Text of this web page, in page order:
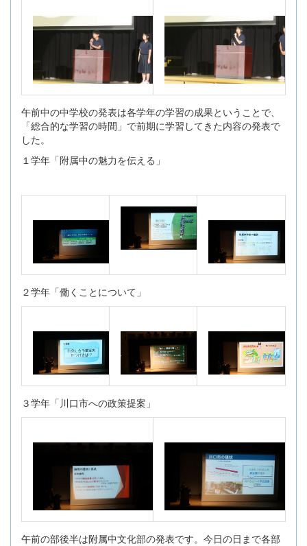
午前中の中学校の発表は各学年の学習の成果ということで、
「総合的な学習の時間」で前期に学習してきた内容の発表で
した。
１学年「附属中の魅力を伝える」
２学年「働くことについて」
３学年「川口市への政策提案」
午前の部後半は附属中文化部の発表です。今日の日まで各部